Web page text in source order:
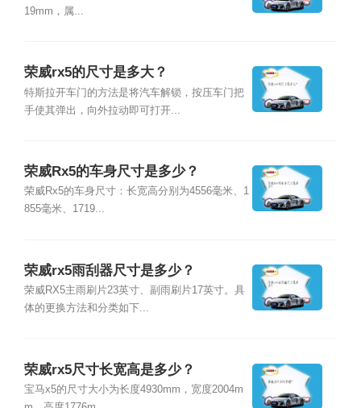
19mm，属...
荣威rx5的尺寸是多大？
特斯拉开车门的方法是将汽车解锁，按压车门把
手使其弹出，向外拉动即可打开...
荣威Rx5的车身尺寸是多少？
荣威Rx5的车身尺寸：长宽高分别为4556毫米、1
855毫米、1719...
荣威rx5雨刮器尺寸是多少？
荣威RX5主雨刷片23英寸、副雨刷片17英寸。具
体的更换方法和分类如下...
荣威rx5尺寸长宽高是多少？
宝马x5的尺寸大小为长度4930mm，宽度2004m